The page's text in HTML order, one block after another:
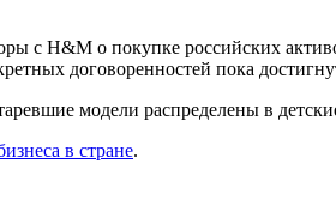
договоренностей пока